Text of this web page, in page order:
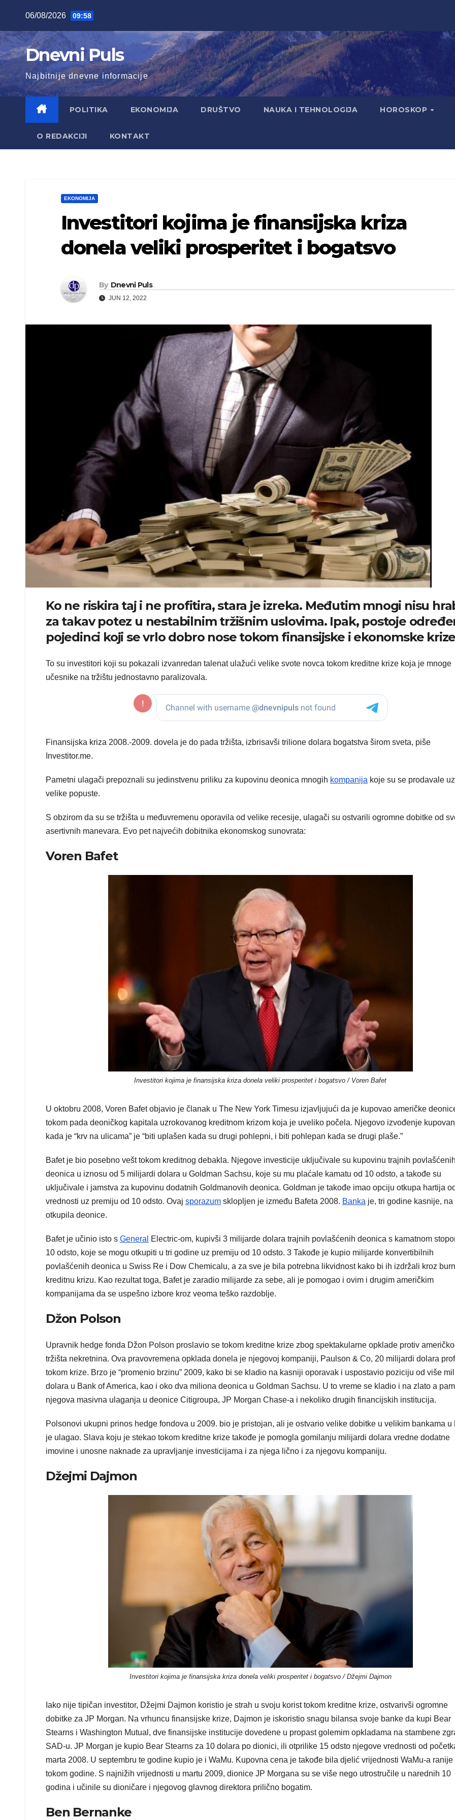
content
06/08/2026 09:58
Dnevni Puls
Najbitnije dnevne informacije
POLITIKA EKONOMIJA DRUŠTVO NAUKA I TEHNOLOGIJA HOROSKOP
O REDAKCIJI KONTAKT
EKONOMIJA
Investitori kojima je finansijska kriza
donela veliki prosperitet i bogatsvo
By Dnevni Puls
JUN 12, 2022
Ko ne riskira taj i ne profitira, stara je izreka. Međutim mnogi nisu
za takav potez u nestabilnim tržišnim uslovima. Ipak, postoje
pojedinci koji se vrlo dobro nose tokom finansijske i ekonomske
To su investitori koji su pokazali izvanredan talenat ulažući velike svote novca tokom kreditne krize koja je mnoge
učesnike na tržištu jednostavno paralizovala.
Finansijska kriza 2008.-2009. dovela je do pada tržišta, izbrisavši trilione dolara bogatstva širom sveta, piše
Investitor.me.
Pametni ulagači prepoznali su jedinstvenu priliku za kupovinu deonica mnogih kompanija koje su se prodavale uz
velike popuste.
S obzirom da su se tržišta u međuvremenu oporavila od velike recesije, ulagači su ostvarili ogromne dobitke od
asertivnih manevara. Evo pet najvećih dobitnika ekonomskog sunovrata:
Voren Bafet
Investitori kojima je finansijska kriza donela veliki prosperitet i bogatsvo / Voren Bafet
U oktobru 2008, Voren Bafet objavio je članak u The New York Timesu izjavljujući da je kupovao američke
tokom pada deoničkog kapitala uzrokovanog kreditnom krizom koja je uveliko počela. Njegovo izvođenje
kada je “krv na ulicama” je “biti uplašen kada su drugi pohlepni, i biti pohlepan kada se drugi plaše.”
Bafet je bio posebno vešt tokom kreditnog debakla. Njegove investicije uključivale su kupovinu trajnih
deonica u iznosu od 5 milijardi dolara u Goldman Sachsu, koje su mu plaćale kamatu od 10 odsto, a takođe su
uključivale i jamstva za kupovinu dodatnih Goldmanovih deonica. Goldman je takođe imao opciju otkupa hartija
vrednosti uz premiju od 10 odsto. Ovaj sporazum sklopljen je između Bafeta 2008. Banka je, tri godine kasnije, na
otkupila deonice.
Bafet je učinio isto s General
Electric-om, kupivši 3 milijarde dolara trajnih povlašćenih deonica s kamatnom
10 odsto, koje se mogu otkupiti u tri godine uz premiju od 10 odsto. 3 Takođe je kupio milijarde konvertibilnih
povlašćenih deonica u Swiss Re i Dow Chemicalu, a za sve je bila potrebna likvidnost kako bi ih izdržali kroz
kreditnu krizu. Kao rezultat toga, Bafet je zaradio milijarde za sebe, ali je pomogao i ovim i drugim američkim
kompanijama da se uspešno izbore kroz veoma teško razdoblje.
Džon Polson
Upravnik hedge fonda Džon Polson proslavio se tokom kreditne krize zbog spektakularne opklade protiv
tržišta nekretnina. Ova pravovremena opklada donela je njegovoj kompaniji, Paulson & Co, 20 milijardi dolara
tokom krize. Brzo je “promenio brzinu” 2009, kako bi se kladio na kasniji oporavak i uspostavio poziciju od više
dolara u Bank of America, kao i oko dva miliona deonica u Goldman Sachsu. U to vreme se kladio i na zlato a
njegova masivna ulaganja u deonice Citigroupa, JP Morgan Chase-a i nekoliko drugih financijskih institucija.
Polsonovi ukupni prinos hedge fondova u 2009. bio je pristojan, ali je ostvario velike dobitke u velikim bankama u
je ulagao. Slava koju je stekao tokom kreditne krize takođe je pomogla gomilanju milijardi dolara vredne dodatne
imovine i unosne naknade za upravljanje investicijama i za njega lično i za njegovu kompaniju.
Džejmi Dajmon
Investitori kojima je finansijska kriza donela veliki prosperitet i bogatsvo / Džejmi Dajmon
Iako nije tipičan investitor, Džejmi Dajmon koristio je strah u svoju korist tokom kreditne krize, ostvarivši ogromne
dobitke za JP Morgan. Na vrhuncu finansijske krize, Dajmon je iskoristio snagu bilansa svoje banke da kupi Bear
Stearns i Washington Mutual, dve finansijske institucije dovedene u propast golemim opkladama na stambene
SAD-u. JP Morgan je kupio Bear Stearns za 10 dolara po dionici, ili otprilike 15 odsto njegove vrednosti od
marta 2008. U septembru te godine kupio je i WaMu. Kupovna cena je takođe bila djelić vrijednosti WaMu-a ranije
tokom godine. S najnižih vrijednosti u martu 2009, dionice JP Morgana su se više nego utrostručile u narednih 10
godina i učinile su dioničare i njegovog glavnog direktora prilično bogatim.
Ben Bernanke